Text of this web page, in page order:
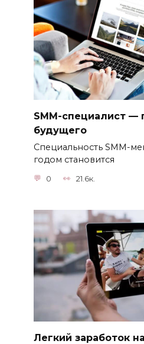
SMM-специалист —
будущего
Специальность SMM-
годом становится
0 21.6к.
Легкий заработок